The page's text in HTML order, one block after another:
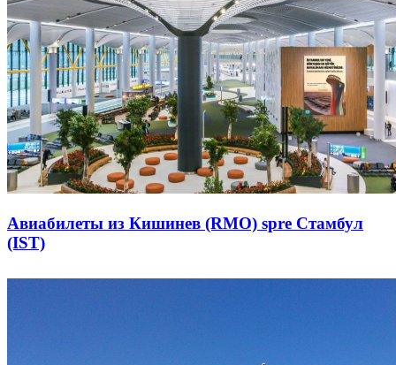
Авиабилеты из Кишинев (RMO) spre Стамбул
(IST)